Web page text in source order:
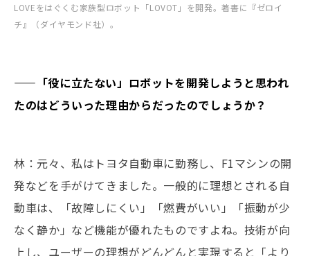
LOVEをはぐくむ家族型ロボット「LOVOT」を開発。著書に『ゼロイ
チ』（ダイヤモンド社）。
——「役に立たない」ロボットを開発しようと思われ
たのはどういった理由からだったのでしょうか？
林：元々、私はトヨタ自動車に勤務し、F1マシンの開
発などを手がけてきました。一般的に理想とされる自
動車は、「故障しにくい」「燃費がいい」「振動が少
なく静か」など機能が優れたものですよね。技術が向
上し、ユーザーの理想がどんどんと実現すると「より